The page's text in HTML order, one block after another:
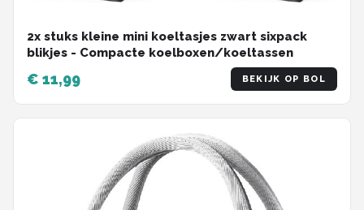
2x stuks kleine mini koeltasjes zwart sixpack
blikjes - Compacte koelboxen/koeltassen
€ 11,99 BEKIJK OP BOL